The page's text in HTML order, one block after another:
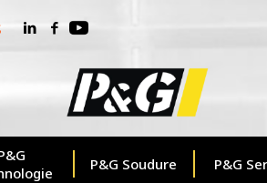
P&G Soudure P&G